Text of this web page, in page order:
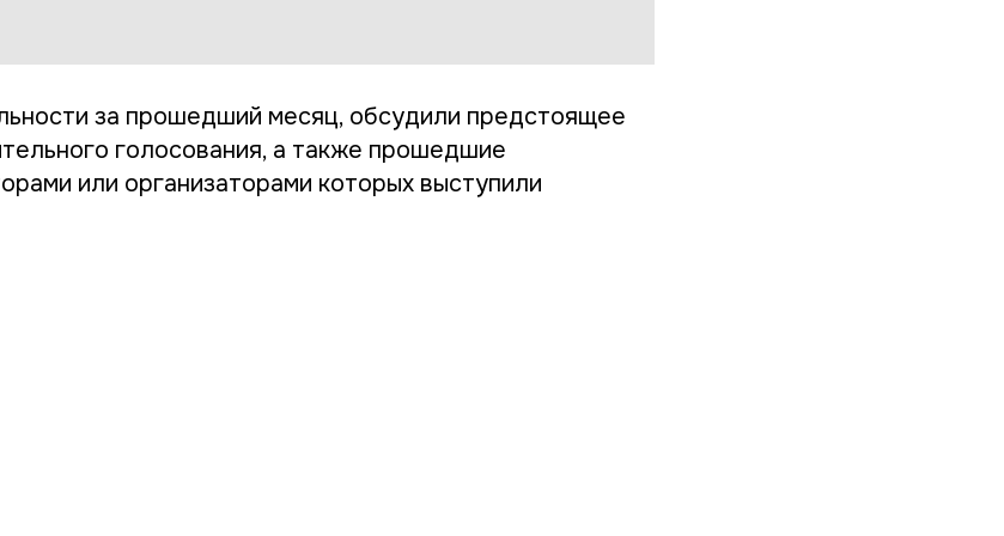
за прошедший месяц, обсудили предстоящее
голосования, а также прошедшие
или организаторами которых выступили